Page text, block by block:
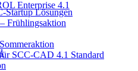
Enterprise 4.1
Startup Lösungen
Frühlingsaktion
SCC-CAD 4.1 Standard